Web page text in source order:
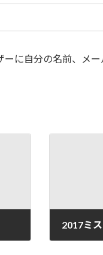
に自分の名前、メー
2017ミ